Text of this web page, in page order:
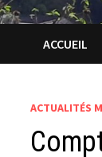
ACCUEIL
ACTUALITÉS